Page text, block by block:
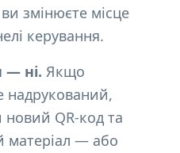
змінюєте місце
керування.
— ні. Якщо
надрукований,
новий QR-код та
матеріал — або